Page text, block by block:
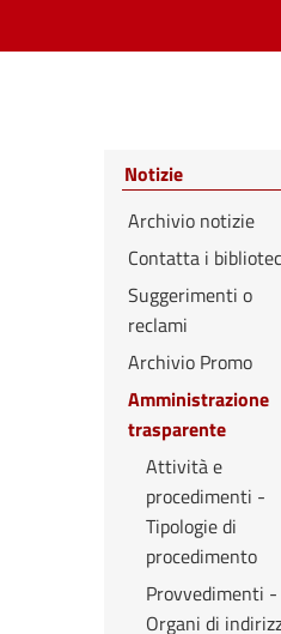
Notizie
Archivio notizie
Contatta i
Suggerimenti o
reclami
Archivio Promo
Amministrazione
trasparente
Attività e
procedimenti -
Tipologie di
procedimento
Provvedimenti -
Organi di